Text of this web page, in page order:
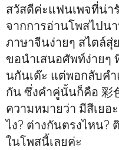
สวัสดีค่ะแฟนเพจที่น่า
จากการอ่านโพสไปน
ภาษาจีนง่ายๆ สไตล์
ขอนำเสนอศัพท์ง่ายๆ
นกันเด๊ะ แต่พอกลับค
กัน ซึ่งคำคู่นั้นก็คือ 彩
ความหมายว่า มีสีเยอ
ไง? ต่างกันตรงไหน?
ในโพสนี้เลยค่ะ